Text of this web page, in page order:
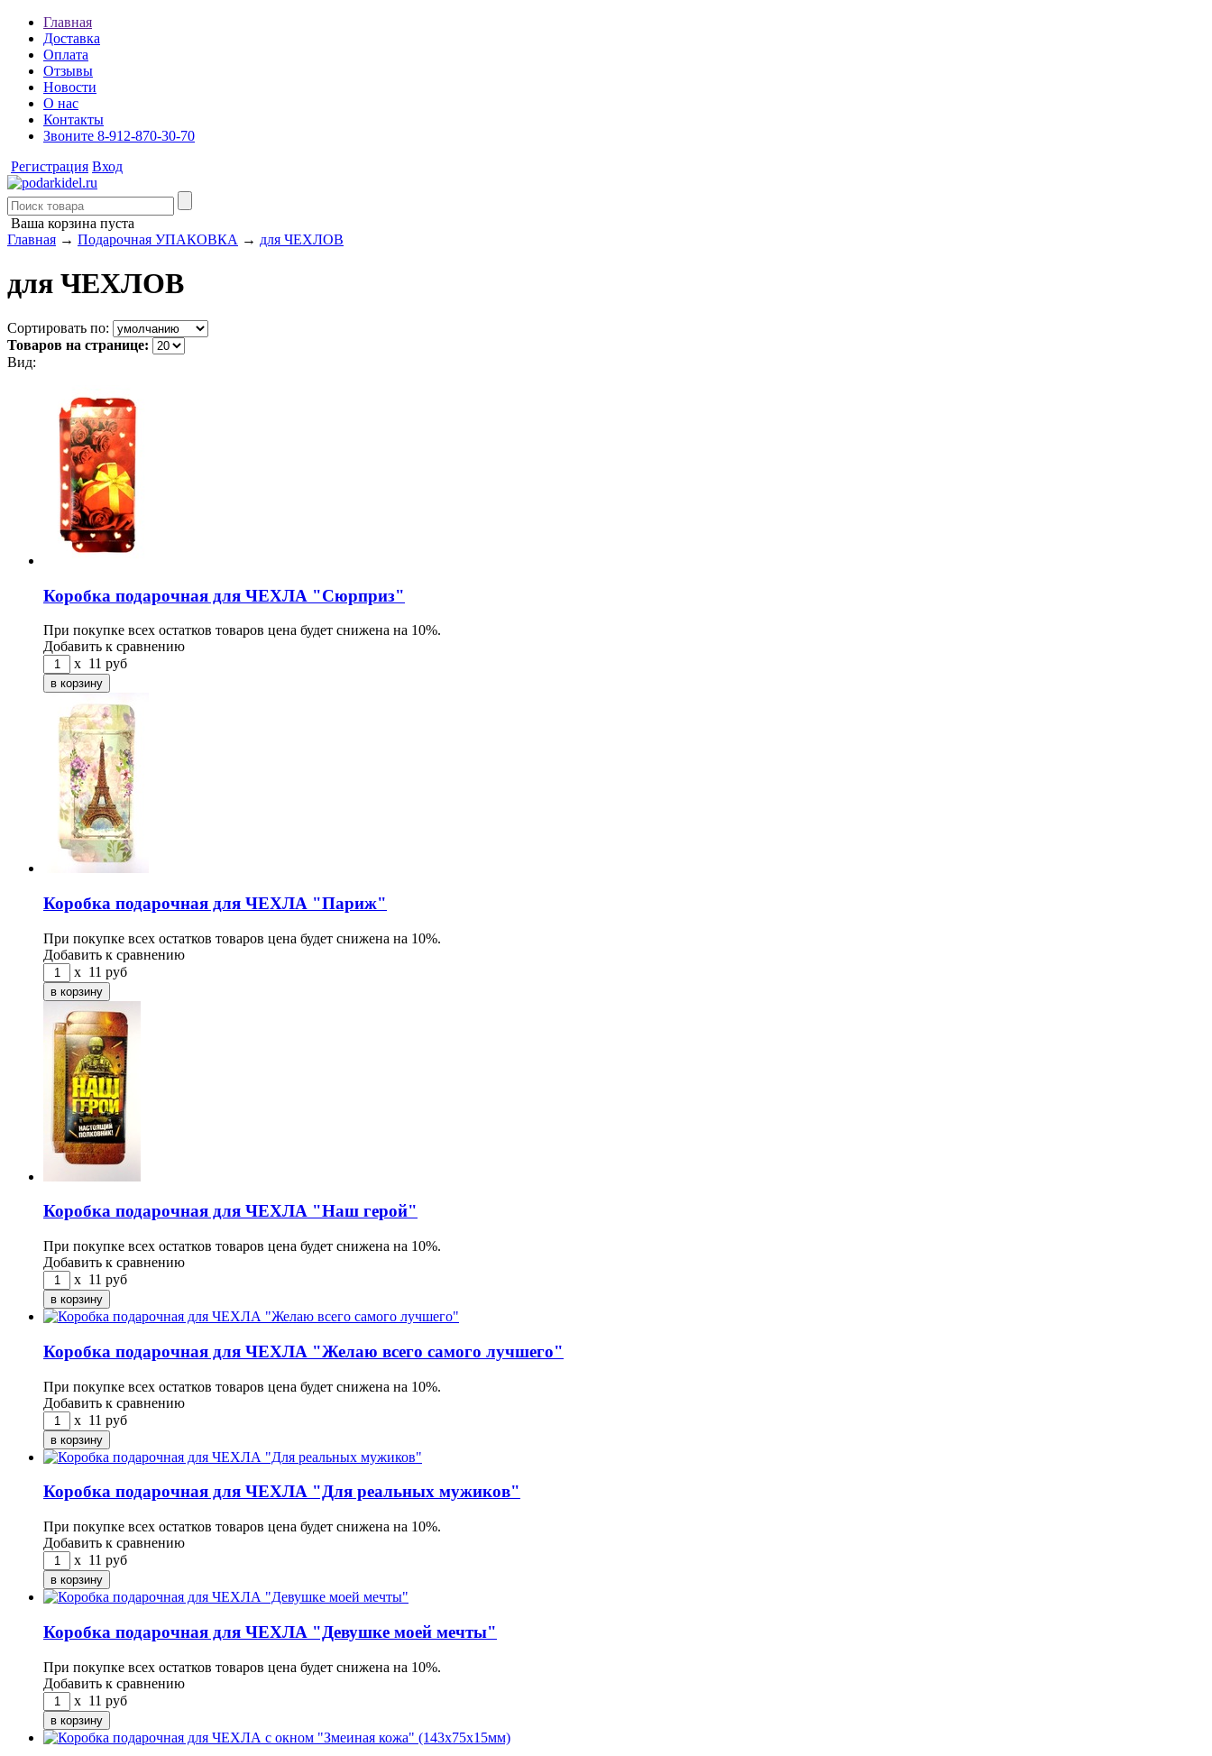
Главная
Доставка
Оплата
Отзывы
Новости
О нас
Контакты
Звоните 8-912-870-30-70
Регистрация Вход
Ваша корзина пуста
Главная → Подарочная УПАКОВКА → для ЧЕХЛОВ
для ЧЕХЛОВ
Сортировать по:
Товаров на странице:
Вид:
Коробка подарочная для ЧЕХЛА "Сюрприз"
При покупке всех остатков товаров цена будет снижена на 10%.
Добавить к сравнению
x 11 руб
Коробка подарочная для ЧЕХЛА "Париж"
При покупке всех остатков товаров цена будет снижена на 10%.
Добавить к сравнению
x 11 руб
Коробка подарочная для ЧЕХЛА "Наш герой"
При покупке всех остатков товаров цена будет снижена на 10%.
Добавить к сравнению
x 11 руб
Коробка подарочная для ЧЕХЛА "Желаю всего самого лучшего"
При покупке всех остатков товаров цена будет снижена на 10%.
Добавить к сравнению
x 11 руб
Коробка подарочная для ЧЕХЛА "Для реальных мужиков"
При покупке всех остатков товаров цена будет снижена на 10%.
Добавить к сравнению
x 11 руб
Коробка подарочная для ЧЕХЛА "Девушке моей мечты"
При покупке всех остатков товаров цена будет снижена на 10%.
Добавить к сравнению
x 11 руб